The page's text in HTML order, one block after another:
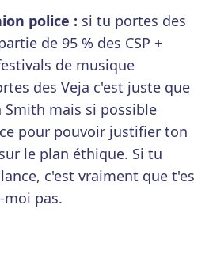
police : si tu portes des
de 95 % des CSP +
de musique
des Veja c'est juste que
Smith mais si possible
pour pouvoir justifier ton
le plan éthique. Si tu
c'est vraiment que t'es
pas.